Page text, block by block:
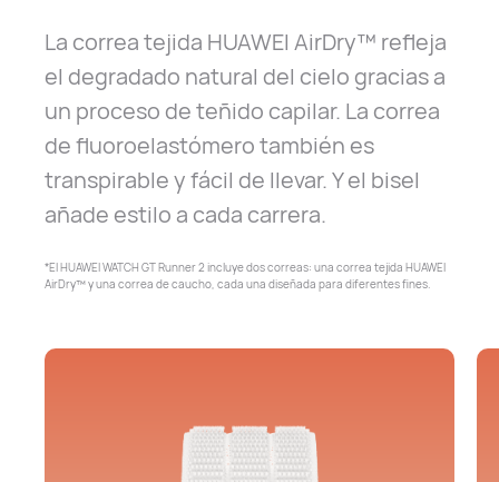
La correa tejida HUAWEI AirDry™ refleja
el degradado natural del cielo gracias a
un proceso de teñido capilar. La correa
de fluoroelastómero también es
transpirable y fácil de llevar. Y el bisel
añade estilo a cada carrera.
*El HUAWEI WATCH GT Runner 2 incluye dos correas: una correa tejida HUAWEI
AirDry™y una correa de caucho, cada una diseñada para diferentes fines.